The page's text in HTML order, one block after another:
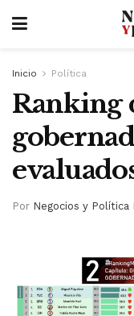
Inicio Política
Ranking
Por Negocios y Política